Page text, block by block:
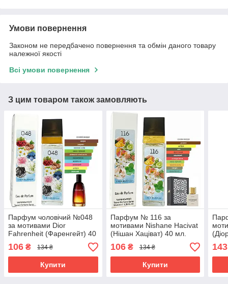
Умови повернення
Законом не передбачено повернення та обмін даного товару
належної якості
Всі умови повернення
З цим товаром також замовляють
Парфум чоловічий №048
за мотивами Dior
Fahrenheit (Фаренгейт) 40
мл ОПТ
106 ₴ 134 ₴
Купити
Парфум № 116 за
мотивами Nishane Hacivat
(Нішан Хаціват) 40 мл.
ОПТ
106₴ 134 ₴
Купити
143